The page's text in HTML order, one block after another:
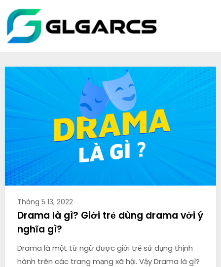
to
content
Tháng 5 13, 2022
Drama là gì? Giới trẻ dùng drama với ý
nghĩa gì?
Drama là một từ ngữ được giới trẻ sử dụng thịnh
hành trên các trang mạng xã hội. Vậy Drama là gì?